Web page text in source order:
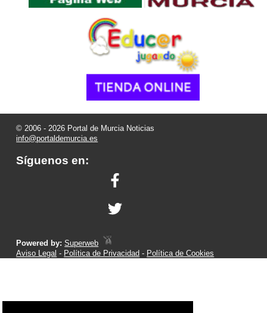
© 2006 - 2026 Portal de Murcia Noticias
info@portaldemurcia.es
Síguenos en:
Powered by:Superweb
Aviso Legal - Política de Privacidad - Política de Cookies